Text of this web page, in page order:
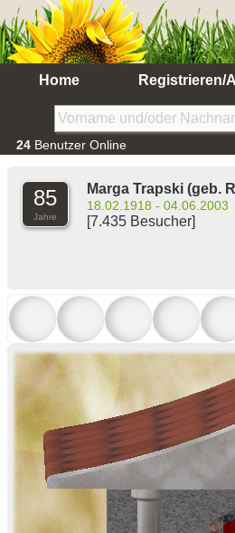
Home Registrieren/
24 Benutzer Online
85
Jahre
Marga Trapski (geb.
18.02.1918 - 04.06.2003
[7.435 Besucher]